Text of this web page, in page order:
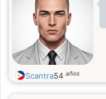
Scantra54 años